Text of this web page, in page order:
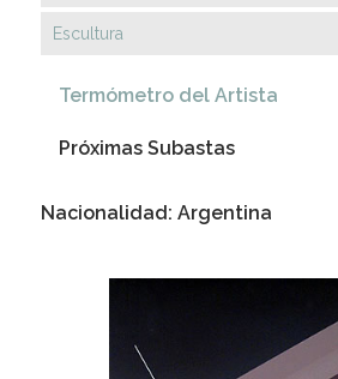
Escultura
Termómetro del Artista
Próximas Subastas
Nacionalidad: Argentina